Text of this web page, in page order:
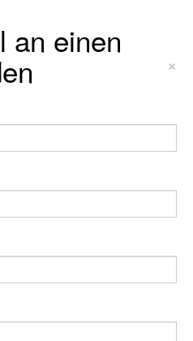
an einen
×